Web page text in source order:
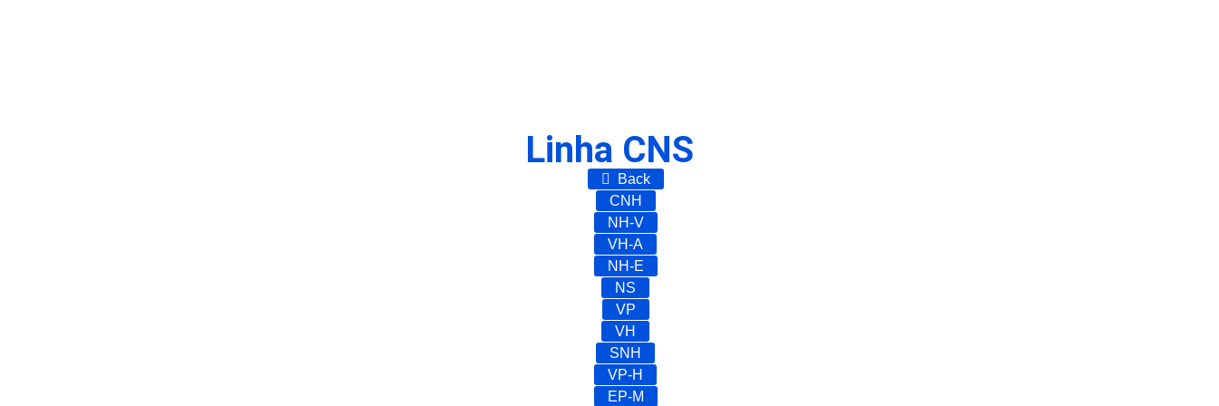
Linha CNS
Back
CNH
NH-V
VH-A
NH-E
NS
VP
VH
SNH
VP-H
EP-M